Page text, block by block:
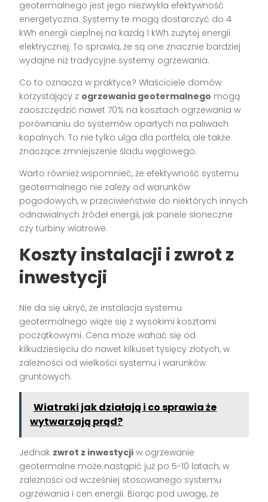
geotermalnego jest jego niezwykła efektywność
energetyczna. Systemy te mogą dostarczyć do 4
kWh energii cieplnej na każdą 1 kWh zużytej energii
elektrycznej. To sprawia, że są one znacznie bardziej
wydajne niż tradycyjne systemy ogrzewania.
Co to oznacza w praktyce? Właściciele domów
korzystający z ogrzewania geotermalnego mogą
zaoszczędzić nawet 70% na kosztach ogrzewania w
porównaniu do systemów opartych na paliwach
kopalnych. To nie tylko ulga dla portfela, ale także
znaczące zmniejszenie śladu węglowego.
Warto również wspomnieć, że efektywność systemu
geotermalnego nie zależy od warunków
pogodowych, w przeciwieństwie do niektórych innych
odnawialnych źródeł energii, jak panele słoneczne
czy turbiny wiatrowe.
Koszty instalacji i zwrot z
inwestycji
Nie da się ukryć, że instalacja systemu
geotermalnego wiąże się z wysokimi kosztami
początkowymi. Cena może wahać się od
kilkudziesięciu do nawet kilkuset tysięcy złotych, w
zależności od wielkości systemu i warunków
gruntowych.
Wiatraki jak działają i co sprawia że
wytwarzają prąd?
Jednak zwrot z inwestycji w ogrzewanie
geotermalne może nastąpić już po 5-10 latach, w
zależności od wcześniej stosowanego systemu
ogrzewania i cen energii. Biorąc pod uwagę, że